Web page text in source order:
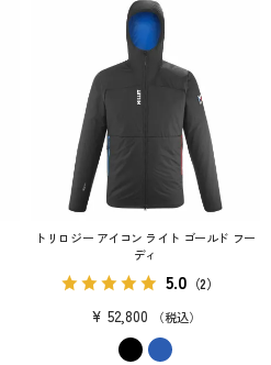
トリロジー アイコン ライト ゴールド フー
ディ
5.0 （2）
¥ 52,800 税込